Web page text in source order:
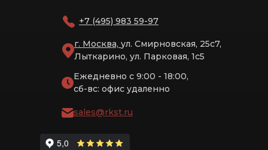
г. Москва, ул. Смирновская, 25с7,
Лыткарино, ул. Парковая, 1с5
Ежедневно с 9:00 - 18:00,
сб-вс: офис удаленно
sales@rkst.ru
+7 (495) 983 59-97